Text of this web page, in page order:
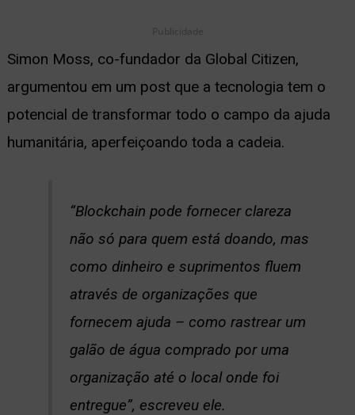
Publicidade
Simon Moss, co-fundador da Global Citizen,
argumentou em um post que a tecnologia tem o
potencial de transformar todo o campo da ajuda
humanitária, aperfeiçoando toda a cadeia.
“Blockchain pode fornecer clareza
não só para quem está doando, mas
como dinheiro e suprimentos fluem
através de organizações que
fornecem ajuda – como rastrear um
galão de água comprado por uma
organização até o local onde foi
entregue”, escreveu ele.